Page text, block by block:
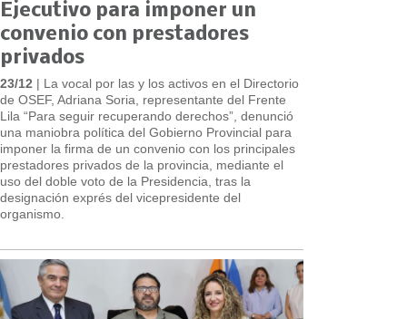
Ejecutivo para imponer un
convenio con prestadores
privados
23/12 | La vocal por las y los activos en el Directorio
de OSEF, Adriana Soria, representante del Frente
Lila “Para seguir recuperando derechos”, denunció
una maniobra política del Gobierno Provincial para
imponer la firma de un convenio con los principales
prestadores privados de la provincia, mediante el
uso del doble voto de la Presidencia, tras la
designación exprés del vicepresidente del
organismo.